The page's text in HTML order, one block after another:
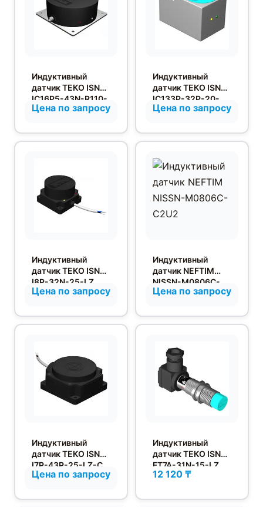
Индуктивный
датчик ТЕКО ISN
IC16P5-43N-R110-
LES4
Цена по запросу
Индуктивный
датчик ТЕКО ISN
IC133P-32P-20-
LZS4
Цена по запросу
Индуктивный
датчик ТЕКО ISN
I8P-32N-25-LZ
Цена по запросу
Индуктивный
датчик NEFTIM
NISSN-M0806C-
C2U2
Цена по запросу
Индуктивный
датчик ТЕКО ISN
I7P-43P-25-LZ-C
Цена по запросу
Индуктивный
датчик ТЕКО ISN
FT7A-31N-15-LZ
12 120 ₸